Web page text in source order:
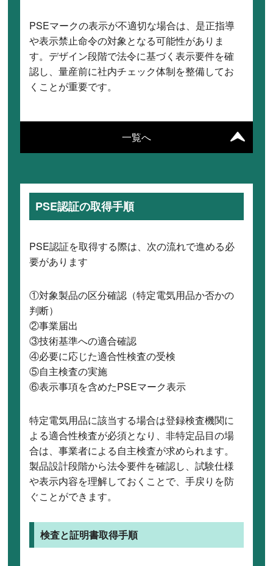
一覧へ
PSEマークの表示が不適切な場合は、是正指導
や表示禁止命令の対象となる可能性がありま
す。デザイン段階で法令に基づく表示要件を確
認し、量産前に社内チェック体制を整備してお
くことが重要です。
PSE認証の取得手順
PSE認証を取得する際は、次の流れで進める必
要があります
①対象製品の区分確認（特定電気用品か否かの
判断）
②事業届出
③技術基準への適合確認
④必要に応じた適合性検査の受検
⑤自主検査の実施
⑥表示事項を含めたPSEマーク表示
特定電気用品に該当する場合は登録検査機関に
よる適合性検査が必須となり、非特定品目の場
合は、事業者による自主検査が求められます。
製品設計段階から法令要件を確認し、試験仕様
や表示内容を理解しておくことで、手戻りを防
ぐことができます。
検査と証明書取得手順